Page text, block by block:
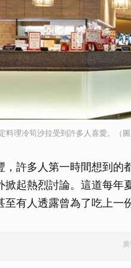
料理冷筍沙拉受到許多人喜愛。（圖
，許多人第一時間想到的
掀起熱烈討論。這道每年
至有人透露曾為了吃上一